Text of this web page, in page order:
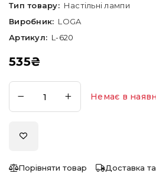
Тип товару: Настільні лампи
Виробник: LOGA
Артикул: L-620
535₴
Немає в
Порівняти товар Доставка